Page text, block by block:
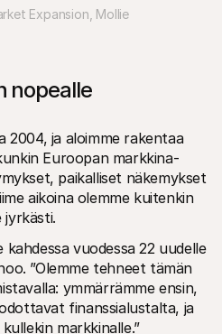
Expansion, Mollie
nopealle
ja aloimme rakentaa
Euroopan markkina-
paikalliset näkemykset
aikoina olemme kuitenkin
jyrkästi.
kahdessa vuodessa 22 uudelle
”Olemme tehneet tämän
ymmärrämme ensin,
finanssialustalta, ja
markkinalle.”